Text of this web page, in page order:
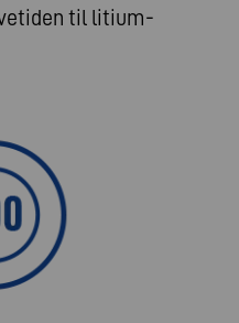
til litium-